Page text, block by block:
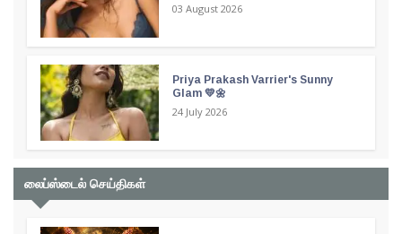
03 August 2026
Priya Prakash Varrier's Sunny
Glam 💛🌼
24 July 2026
லைப்ஸ்டைல் செய்திகள்